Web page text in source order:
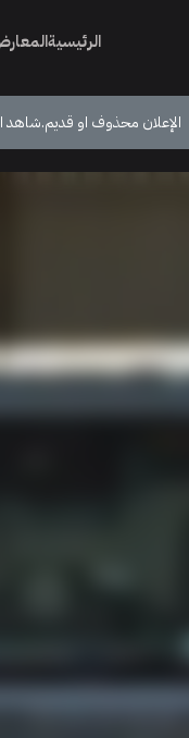
الرئيسية
الإعلان محذوف او قديم.شاهد